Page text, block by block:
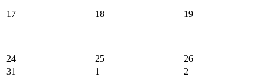
17 18 19
24 25
26
31
1 2